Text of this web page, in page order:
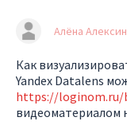
Алёна
Как
Yandex Datalens
https://loginom.ru/
видеоматериалом